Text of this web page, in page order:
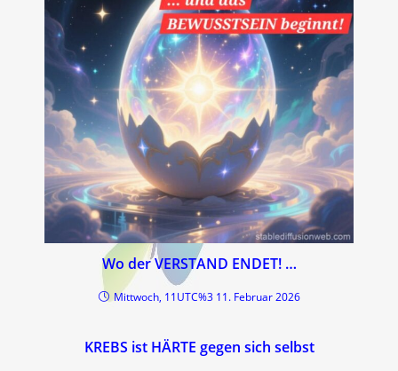
Wo der VERSTAND ENDET! …
Mittwoch, 11UTC%3 11. Februar 2026
KREBS ist HÄRTE gegen sich selbst